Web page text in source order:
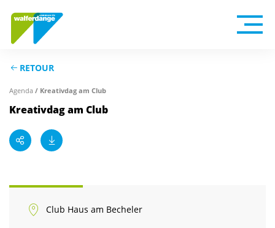
RETOUR
Agenda / Kreativdag am Club
Kreativdag am Club
Club Haus am Becheler